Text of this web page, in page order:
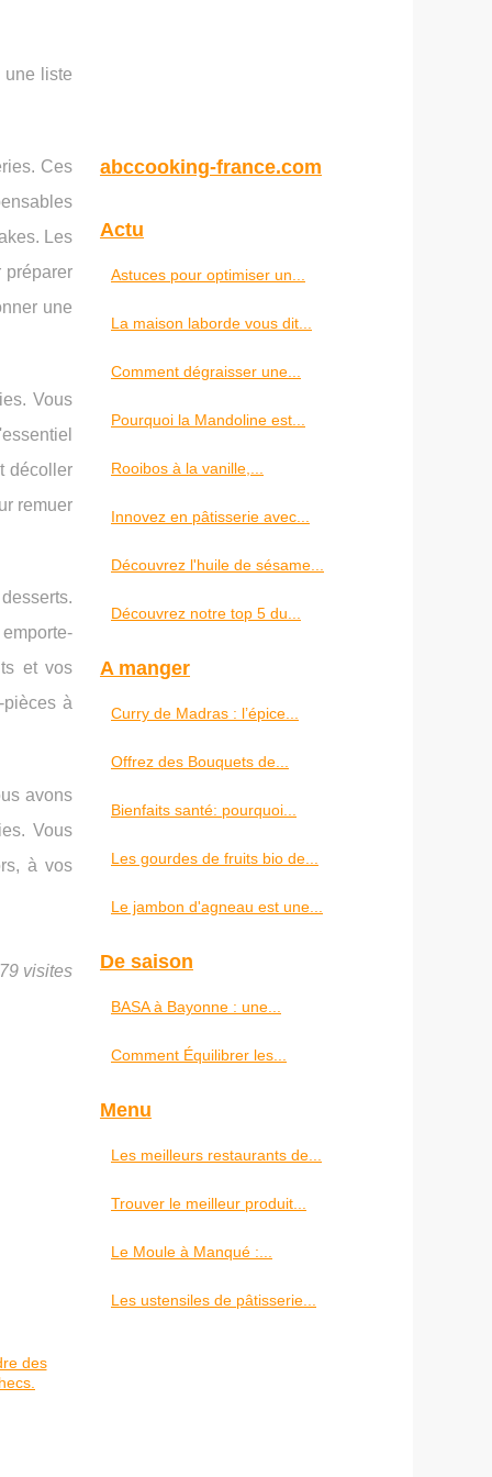
liste
Ces
Les
préparer
une
Vous
décoller
remuer
et vos
à
avons
Vous
à vos
visites
des
abccooking-france.com
Actu
Astuces pour optimiser un...
La maison laborde vous dit...
Comment dégraisser une...
Pourquoi la Mandoline est...
Rooibos à la vanille,...
Innovez en pâtisserie avec...
Découvrez l'huile de sésame...
Découvrez notre top 5 du...
A manger
Curry de Madras : l’épice...
Offrez des Bouquets de...
Bienfaits santé: pourquoi...
Les gourdes de fruits bio de...
Le jambon d'agneau est une...
De saison
BASA à Bayonne : une...
Comment Équilibrer les...
Menu
Les meilleurs restaurants de...
Trouver le meilleur produit...
Le Moule à Manqué :...
Les ustensiles de pâtisserie...